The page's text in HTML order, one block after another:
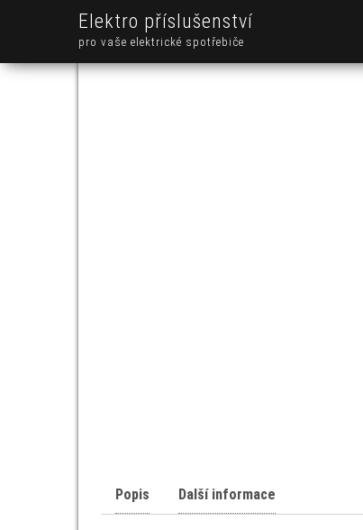
Elektro příslušenství
pro vaše elektrické spotřebiče
Popis Další informace